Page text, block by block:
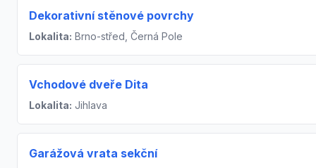
Dekorativní stěnové povrchy
Lokalita: Brno-střed, Černá Pole
Vchodové dveře Dita
Lokalita: Jihlava
Garážová vrata sekční